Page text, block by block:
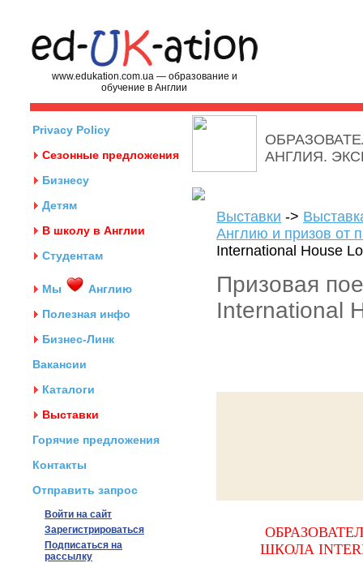
www.edukation.com.ua — образование и
обучение в Англии
Privacy Policy
Сезонные предложения
Бизнесу
Детям
В школу в Англии
Студентам
Мы
Англию
Полезная инфо
Бизнес-Линк
Вакансии
Каталоги
Выставки
Горячие предложения
Контакты
Отправить запрос
Войти на сайт
Зарегистрироваться
Подписаться на
рассылку
АНГЛИЯ.
Выставки ->
Англию и призов от
International House
Призовая
International
ШКОЛА